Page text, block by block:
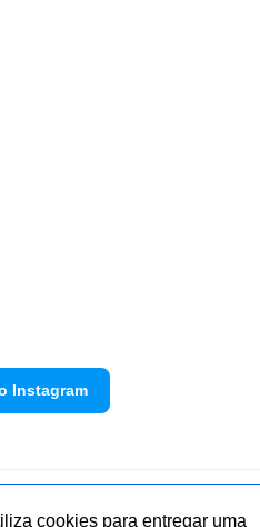
Instagram
Envie sua denúncia
cookies para entregar uma